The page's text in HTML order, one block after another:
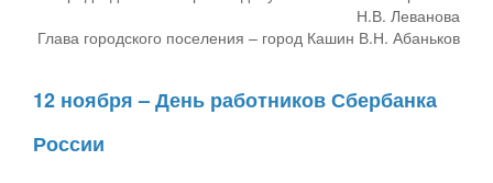
Н.В. Леванова
Глава городского поселения – город Кашин В.Н. Абаньков
12 ноября – День работников Сбербанка
России